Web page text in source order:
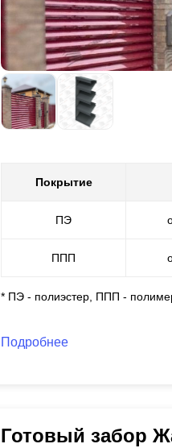
Покрытие
ПЭ
ППП
* ПЭ - полиэстер, ППП -
Подробнее
Готовый забор